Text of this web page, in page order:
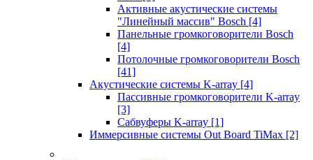
Активные акустические системы
"Линейный массив" Bosch [4]
Панельные громкоговорители Bosch
[4]
Потолочные громкоговорители Bosch
[41]
Акустические системы K-array [4]
Пассивные громкоговорители K-array
[3]
Сабвуферы K-array [1]
Иммерсивные системы Out Board TiMax [2]